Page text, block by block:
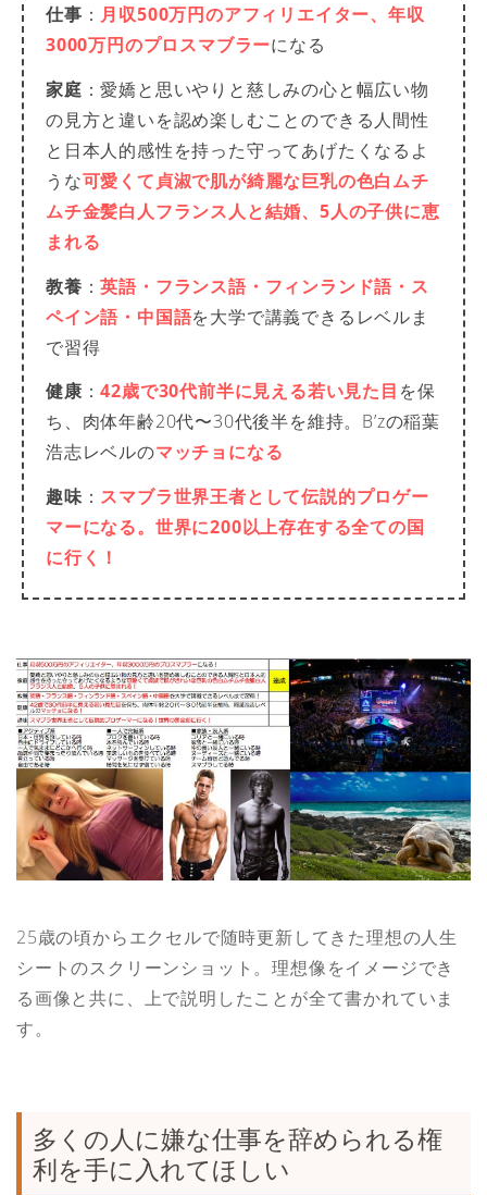
仕事 ： 月収500万円のアフィリエイター、年収
3000万円のプロスマブラーになる
家庭 ：愛嬌と思いやりと慈しみの心と幅広い物
の見方と違いを認め楽しむことのできる人間性
と日本人的感性を持った守ってあげたくなるよ
うな可愛くて貞淑で肌が綺麗な巨乳の色白ムチ
ムチ金髪白人フランス人と結婚、5人の子供に恵
まれる
教養 ：英語・フランス語・フィンランド語・ス
ペイン語・中国語を大学で講義できるレベルま
で習得
健康 ：42歳で30代前半に見える若い見た目 を保
ち、肉体年齢20代〜30代後半を維持。B’zの稲葉
浩志レベルのマッチョになる
趣味： スマブラ世界王者として伝説的プロゲー
マーになる。世界に200以上存在する全ての国
に行く！
25歳の頃からエクセルで随時更新してきた理想の人生
シートのスクリーンショット。理想像をイメージでき
る画像と共に、上で説明したことが全て書かれていま
す。
多くの人に嫌な仕事を辞められる権
利を手に入れてほしい